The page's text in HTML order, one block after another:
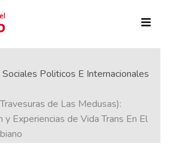
Politicos E Internacionales
de Las Medusas):
y Experiencias de Vida Trans En El